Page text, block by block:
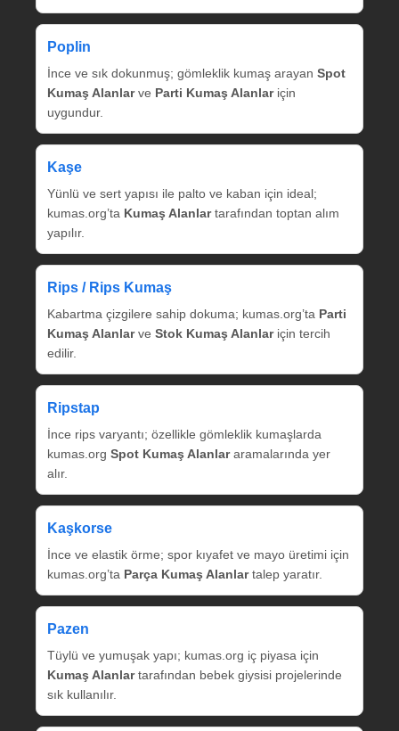
Poplin
İnce ve sık dokunmuş; gömleklik kumaş arayan Spot
Kumaş Alanlarve Parti Kumaş Alanlariçin
uygundur.
Kaşe
Yünlü ve sert yapısı ile palto ve kaban için ideal;
kumas.org’ta Kumaş Alanlartarafından toptan alım
yapılır.
Rips / Rips Kumaş
Kabartma çizgilere sahip dokuma; kumas.org’ta Parti
Kumaş Alanlarve Stok Kumaş Alanlariçin tercih
edilir.
Ripstap
İnce rips varyantı; özellikle gömleklik kumaşlarda
kumas.org Spot Kumaş Alanlararamalarında yer
alır.
Kaşkorse
İnce ve elastik örme; spor kıyafet ve mayo üretimi için
kumas.org’ta Parça Kumaş Alanlartalep yaratır.
Pazen
Tüylü ve yumuşak yapı; kumas.org iç piyasa için
Kumaş Alanlartarafından bebek giysisi projelerinde
sık kullanılır.